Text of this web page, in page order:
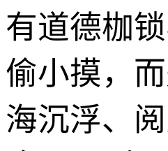
有道德枷
偷小摸，
海沉浮、